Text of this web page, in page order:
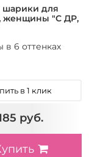
шарики для
женщины "С ДР,
в 6 оттенках
в 1 клик
руб.